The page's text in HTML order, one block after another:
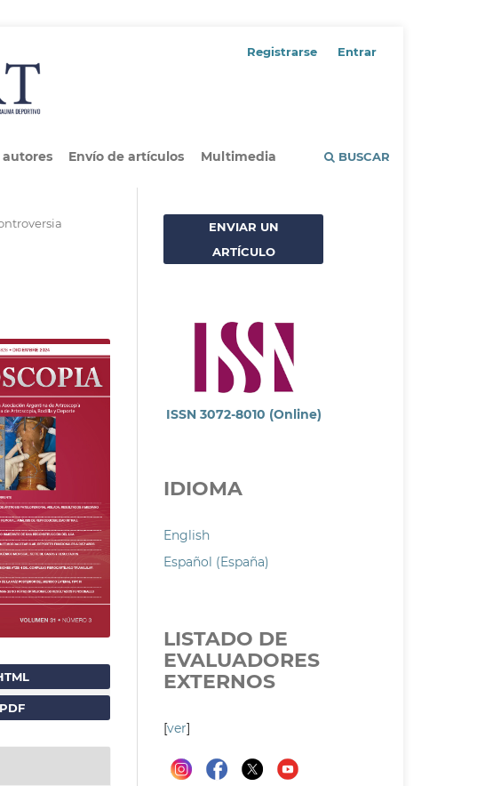
Envío de artículos Multimedia BUSCAR
Registrarse Entrar
PDF
ENVIAR UN
ARTÍCULO
ISSN 3072-8010 (Online)
IDIOMA
English
Español (España)
LISTADO DE
EVALUADORES
EXTERNOS
[ver]